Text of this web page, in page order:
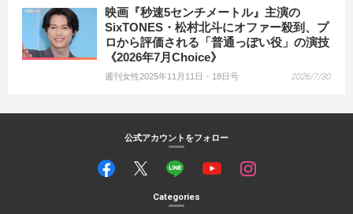
映画『秒速5センチメートル』主演の
SixTONES・松村北斗にオファー殺到、プ
ロから評価される「普通っぽい役」の演技
《2026年7月Choice》
週刊女性2025年11月11日・18日号 2026/7/30
公式アカウントをフォロー
Categories